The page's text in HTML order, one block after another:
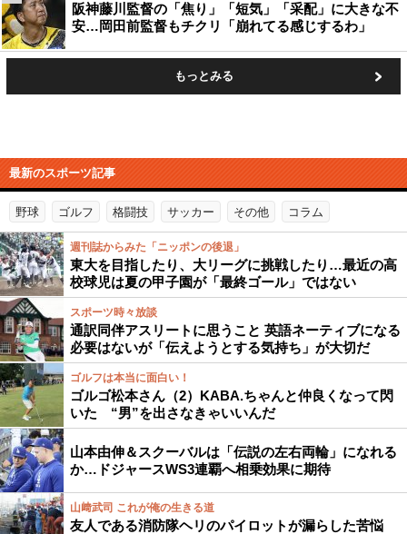
阪神藤川監督の「焦り」「短気」「采配」に大きな不
安…岡田前監督もチクリ「崩れてる感じするわ」
もっとみる
最新のスポーツ記事
野球 ゴルフ 格闘技 サッカー その他 コラム
週刊誌からみた「ニッポンの後退」
東大を目指したり、大リーグに挑戦したり…最近の高
校球児は夏の甲子園が「最終ゴール」ではない
スポーツ時々放談
通訳同伴アスリートに思うこと 英語ネーティブになる
必要はないが「伝えようとする気持ち」が大切だ
ゴルフは本当に面白い！
ゴルゴ松本さん（2）KABA.ちゃんと仲良くなって閃
いた “男”を出さなきゃいいんだ
山本由伸＆スクーバルは「伝説の左右両輪」になれる
か…ドジャースWS3連覇へ相乗効果に期待
山﨑武司 これが俺の生きる道
友人である消防隊ヘリのパイロットが漏らした苦悩